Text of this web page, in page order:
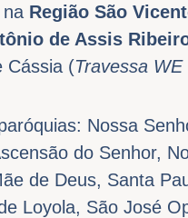
Região São
de Assis
Cássia (Travessa
Nossa
do Senhor,
de Deus, Santa
Loyola, São José